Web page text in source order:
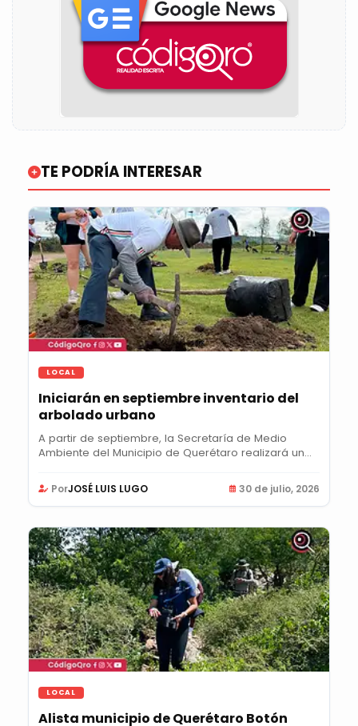
TE PODRÍA INTERESAR
LOCAL
Iniciarán en septiembre inventario del
arbolado urbano
A partir de septiembre, la Secretaría de Medio
Ambiente del Municipio de Querétaro realizará un...
PorJOSÉ LUIS LUGO 30 de julio, 2026
LOCAL
Alista municipio de Querétaro Botón